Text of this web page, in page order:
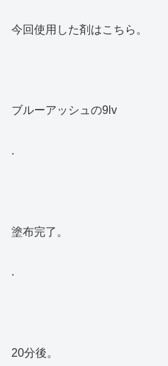
今回使用した剤はこちら。
ブルーアッシュの9lv
.
塗布完了。
.
20分後。